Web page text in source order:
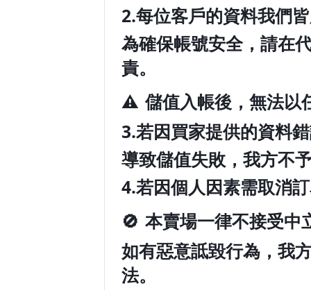
2️.每位客戶的資料我們
為確保帳號安全，請在
責。
⚠️ 儲值入帳後，無法以
3️.若因買家提供的資料
導致儲值失敗，我方不
4️.若因個人因素需取消
🚫 本賣場一律不接受中
如有惡意詆毀行為，我
法。